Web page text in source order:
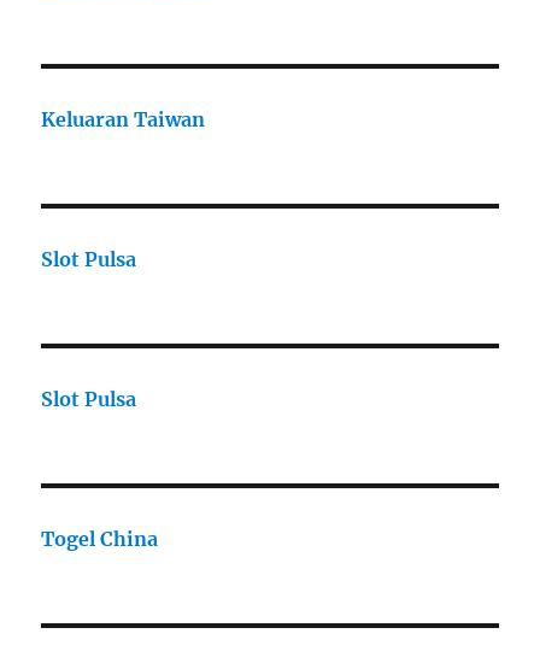
Keluaran Taiwan
Slot Pulsa
Slot Pulsa
Togel China